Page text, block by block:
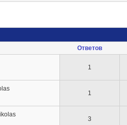
Ответов
1
1
3